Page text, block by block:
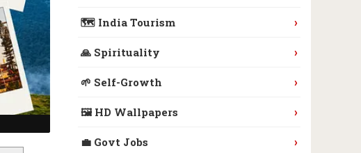
🗺️ India Tourism ›
🙏 Spirituality ›
🌱 Self-Growth ›
🖼️ HD Wallpapers ›
💼 Govt Jobs ›